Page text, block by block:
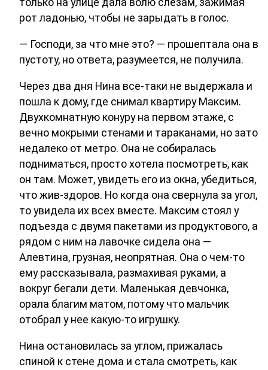
рот ладонью, чтобы не зарыдать в голос.
— Господи, за что мне это? — прошептала она в
пустоту, но ответа, разумеется, не получила.
Через два дня Нина все-таки не выдержала и
пошла к дому, где снимал квартиру Максим.
Двухкомнатную конуру на первом этаже, с
вечно мокрыми стенами и тараканами, но зато
недалеко от метро. Она не собиралась
подниматься, просто хотела посмотреть, как
он там. Может, увидеть его из окна, убедиться,
что жив-здоров. Но когда она свернула за угол,
то увидела их всех вместе. Максим стоял у
подъезда с двумя пакетами из продуктового, а
рядом с ним на лавочке сидела она —
Алевтина, грузная, неопрятная. Она о чем-то
ему рассказывала, размахивая руками, а
вокруг бегали дети. Маленькая девчонка,
орала благим матом, потому что мальчик
отобрал у нее какую-то игрушку.
Нина остановилась за углом, прижалась
спиной к стене дома и стала смотреть, как